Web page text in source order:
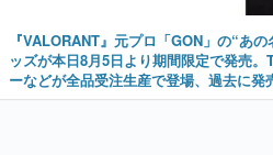
『VALORANT』元プロ「GON」の“あ
ッズが本日8月5日より期間限定で発売
ーなどが全品受注生産で登場、過去に発